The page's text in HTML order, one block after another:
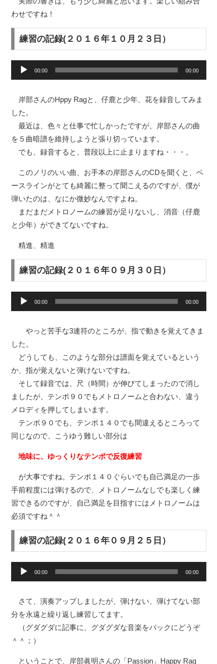
わせですね！
練習の記録(２０１６年１０月２３日）
声
ー
ー
00:00 00:00
岸部さんのHppy Ragと、仔鹿と少年、花を録音してみま
した。
最近は、色々と仕事で忙しかったですが、岸部さんの曲
を５曲暗譜を維持しようと張り切っています。
でも、録音すると、普段以上に止まりますね・・・。
このノリのいい曲、お手本の岸部さんのCDを聞くと、ベ
ースラインがとても綺麗に整って聞こえるのですが、僕が
弾いたのは、なにか微妙なんですよね。
まだまだメトロノームの練習が足りないし、消音（仔鹿
と少年）ができてないですね。
精進、精進
練習の記録(２０１６年０９月３０日）
声
ー
ー
00:00 00:00
やっと苦手な3連符のところが、指で動きを覚えてきま
した。
どうしても、このような部分は譜面を覚えているという
か、指が覚えないと弾けないですね。
そして録音では、尺（時間）が伸びてしまったので消し
ましたが、テンポ９０でもメトロノームと合わない、違う
メロディを押してしまいます。
テンポ９０でも、テンポ１４０でも間違えるところって
同じなので、こうゆう難しい部分は
地味に、ゆっくりなテンポで反復練習
が大事ですね。テンポ１４０ぐらいでも自己満足の一歩
手前程度には弾けるので、メトロノームなしでも楽しく練
習できるのですが、自己満足を目指すにはメトロノームは
必須ですね＾＾
練習の記録(２０１６年０９月２５日）
声
ー
00:00 00:00
さて、演奏アップしましたが、弾けない、弾けてない部
分を永遠と繰り返し練習してます。
（グダグダに記事に、グダグダな音楽をバックにどうぞ
＾＾；）
ということで、岸部眞明さんの「Passion」Happy Rag